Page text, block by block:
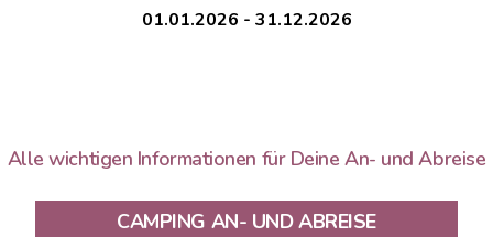
01.01.2026 - 31.12.2026
Alle wichtigen Informationen für Deine An- und Abreise
CAMPING AN- UND ABREISE